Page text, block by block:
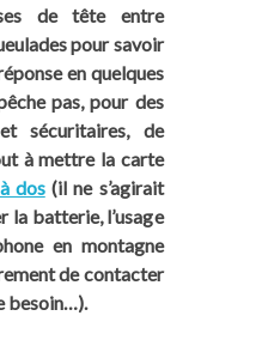
de tête entre
pour savoir
en quelques
pas, pour des
sécuritaires, de
à mettre la carte
dos(il ne s’agirait
la batterie, l’usage
en montagne
de contacter
besoin…).
notre travail,
passer par nos
en ligne de
de vol d'avion,
visites et activités
de nos partenaires
de pluset, nous, ça
l’aventure Trace Ta
pouvez aussi
produits maison » sur
grandement pour le